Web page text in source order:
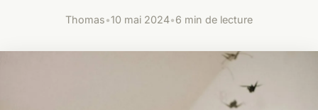
Thomas•10 mai 2024•6 min de lecture